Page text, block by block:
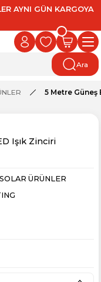
AYNI GÜN KARGOYA
Ara
5 Metre Güneş
Işık Zinciri
ÜRÜNLER